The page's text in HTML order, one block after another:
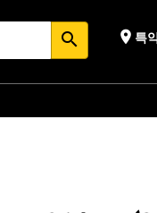
search place 특